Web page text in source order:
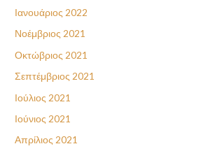
Ιανουάριος 2022
Νοέμβριος 2021
Οκτώβριος 2021
Σεπτέμβριος 2021
Ιούλιος 2021
Ιούνιος 2021
Απρίλιος 2021